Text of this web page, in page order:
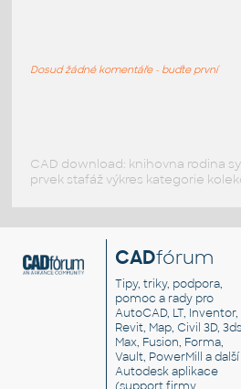
Dosud žádné komentáře - buďte první
CAD download: knihovna rodina
prvek stafáž výkres kategorie
CADfórum
Tipy, triky, podpora,
pomoc a rady pro
AutoCAD, LT, Inventor,
Revit, Map, Civil 3D, 3ds
Max, Fusion, Forma,
Vault, PowerMill a další
Autodesk aplikace